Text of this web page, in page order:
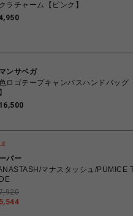
ラチャーム【ピンク】
ンサベガ
ロゴテープキャンバスハンドバッグ
バー
マナスタッシュ/PUMICE